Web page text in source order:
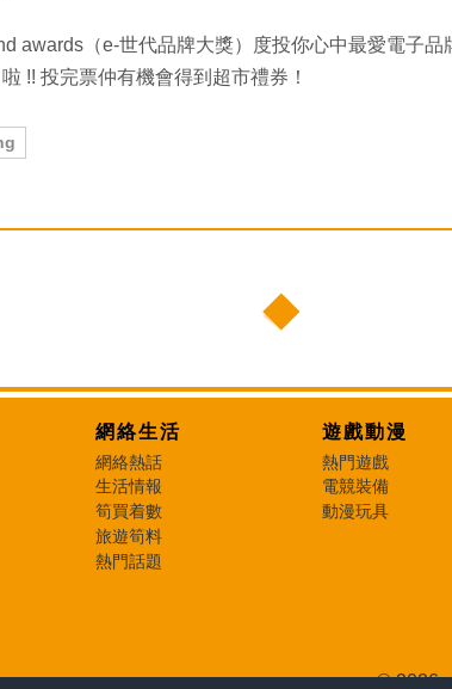
awards（e-世代品牌大獎）度投你心中最愛電子品
!! 投完票仲有機會得到超市禮券！
網絡生活
網絡熱話
生活情報
筍買着數
旅遊筍料
熱門話題
遊戲動漫
熱門遊戲
電競裝備
動漫玩具
© 2026